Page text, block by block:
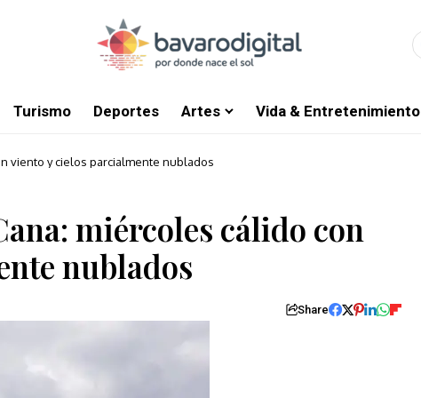
Turismo Deportes Artes Vida & Entretenimiento
viento y cielos parcialmente nublados
miércoles cálido con
nublados
Share